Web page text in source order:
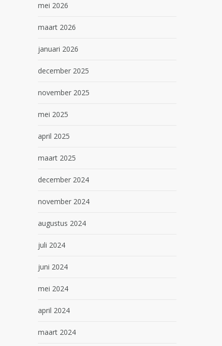
mei 2026
maart 2026
januari 2026
december 2025
november 2025
mei 2025
april 2025
maart 2025
december 2024
november 2024
augustus 2024
juli 2024
juni 2024
mei 2024
april 2024
maart 2024